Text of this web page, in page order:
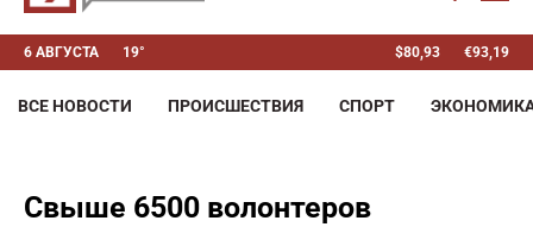
6 АВГУСТА 19° $80,93 €93,19
ВСЕ НОВОСТИ ПРОИСШЕСТВИЯ СПОРТ
Свыше 6500 волонтеров